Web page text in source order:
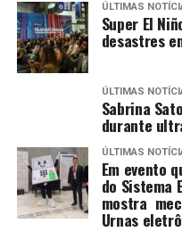
ÚLTIMAS
Super El
desastres
ÚLTIMAS
Sabrina
durante
ÚLTIMAS
Em evento
do Sistema
mostra
Urnas